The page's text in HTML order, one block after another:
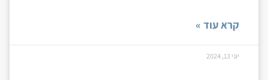
קרא עוד »
יוני 13, 2024